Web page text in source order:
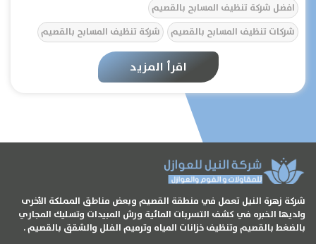
افضل شركة تنظيف المسابح بالقصيم
شركات تنظيف المسابح بالقصيم
شركة تنظيف المسابح بالقصيم
اقرأ المزيد
شركة زهرة النيل تعمل في منطقة القصيم وبعض مناطق المملكة الأخرى
ولديها الخبره في كشف التسربات المائية ورش المبيدات وتسليك المجاري
بالضغط بالقصيم وتنظيف خزانات المياه وترميم الفلل والشقق بالقصيم .
الرئيسية
تواصل معنا
المقالات
الخدمات